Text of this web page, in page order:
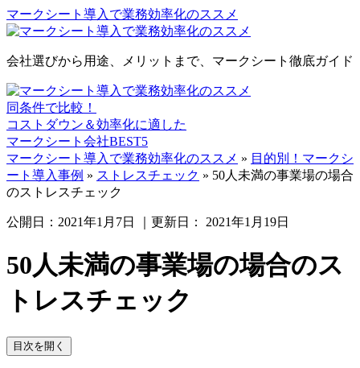
マークシート導入で業務効率化のススメ
会社選びから用途、メリットまで、マークシート徹底ガイド
同条件で比較！
コストダウン＆効率化に適した
マークシート会社BEST5
マークシート導入で業務効率化のススメ » 目的別！マークシ
ート導入事例 » ストレスチェック » 50人未満の事業場の場合
のストレスチェック
公開日： 2021年1月7日 ｜更新日： 2021年1月19日
50人未満の事業場の場合のス
トレスチェック
目次を開く